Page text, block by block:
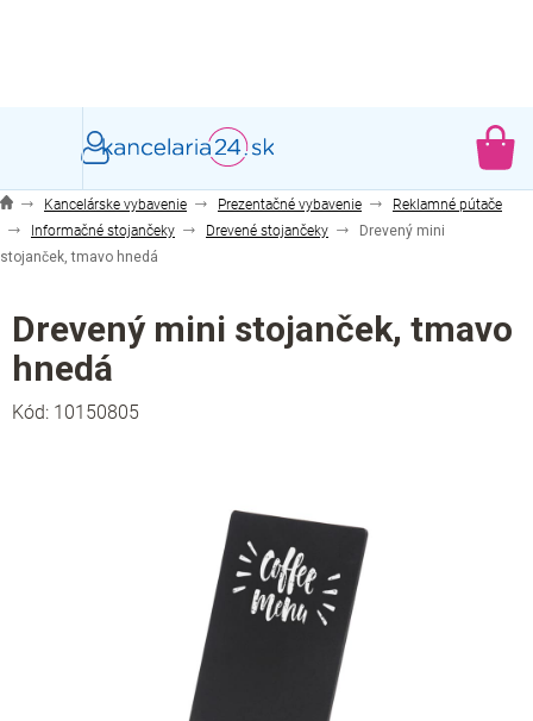
Kancelárske vybavenie Prezentačné vybavenie
Reklamné pútače
Informačné stojančeky
Drevené stojančeky
Drevený mini
stojanček, tmavo hnedá
Drevený mini stojanček, tmavo
hnedá
Kód: 10150805